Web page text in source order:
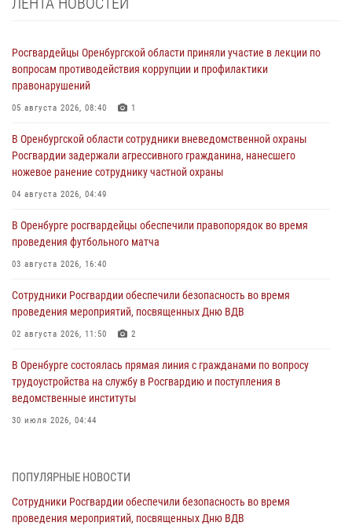
Росгвардейцы Оренбургской области приняли участие в лекции по
вопросам противодействия коррупции и профилактики
правонарушений
05 августа 2026, 08:40 1
В Оренбургской области сотрудники вневедомственной охраны
Росгвардии задержали агрессивного гражданина, нанесшего
ножевое ранение сотруднику частной охраны
04 августа 2026, 04:49
В Оренбурге росгвардейцы обеспечили правопорядок во время
проведения футбольного матча
03 августа 2026, 16:40
Сотрудники Росгвардии обеспечили безопасность во время
проведения мероприятий, посвященных Дню ВДВ
02 августа 2026, 11:50 2
В Оренбурге состоялась прямая линия с гражданами по вопросу
трудоустройства на службу в Росгвардию и поступления в
ведомственные институты
30 июля 2026, 04:44
28 июля 2026, 09:41 1
Росгвардейцы обеспечили правопорядок на праздновании Дня
ВМФ в Оренбурге
ПОПУЛЯРНЫЕ НОВОСТИ
Сотрудники Росгвардии обеспечили безопасность во время
проведения мероприятий, посвященных Дню ВДВ